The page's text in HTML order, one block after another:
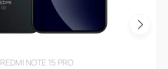
REDMI NOTE 15 PRO